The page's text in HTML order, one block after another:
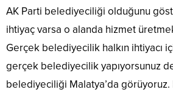
AK Parti belediyeciliği olduğunu
ihtiyaç varsa o alanda hizmet
Gerçek belediyecilik halkın ihtiyacı
gerçek belediyecilik yapıyorsunuz
belediyeciliği Malatya’da